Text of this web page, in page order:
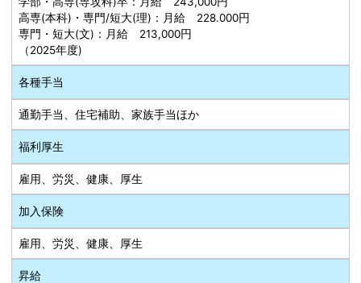
高専(本科)・専門/短大(理)：月給 228.000円
専門・短大(文)：月給 213,000円
（2025年度)
各種手当
通勤手当、住宅補助、家族手当ほか
福利厚生
雇用、労災、健康、厚生
加入保険
雇用、労災、健康、厚生
昇給